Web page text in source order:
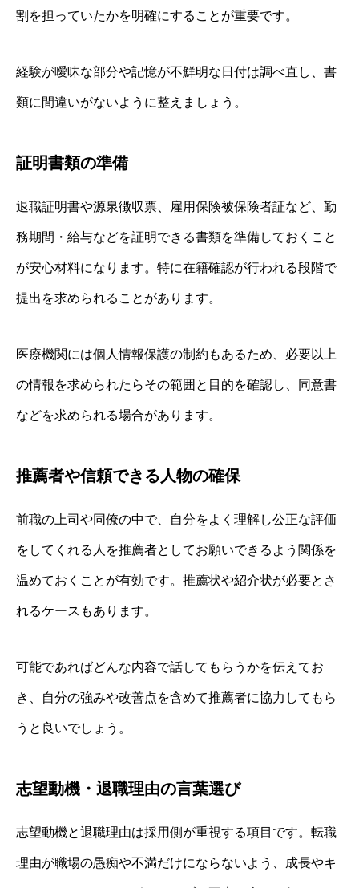
割を担っていたかを明確にすることが重要です。
経験が曖昧な部分や記憶が不鮮明な日付は調べ直し、書
類に間違いがないように整えましょう。
証明書類の準備
退職証明書や源泉徴収票、雇用保険被保険者証など、勤
務期間・給与などを証明できる書類を準備しておくこと
が安心材料になります。特に在籍確認が行われる段階で
提出を求められることがあります。
医療機関には個人情報保護の制約もあるため、必要以上
の情報を求められたらその範囲と目的を確認し、同意書
などを求められる場合があります。
推薦者や信頼できる人物の確保
前職の上司や同僚の中で、自分をよく理解し公正な評価
をしてくれる人を推薦者としてお願いできるよう関係を
温めておくことが有効です。推薦状や紹介状が必要とさ
れるケースもあります。
可能であればどんな内容で話してもらうかを伝えてお
き、自分の強みや改善点を含めて推薦者に協力してもら
うと良いでしょう。
志望動機・退職理由の言葉選び
志望動機と退職理由は採用側が重視する項目です。転職
理由が職場の愚痴や不満だけにならないよう、成長やキ